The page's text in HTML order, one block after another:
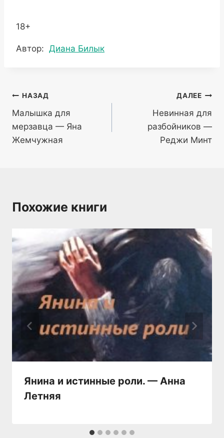
18+
Метки
Автор: Диана Билык
Навигация
по
записям
НАЗАД
Малышка для
мерзавца — Яна
Жемчужная
ДАЛЕЕ
Невинная для
разбойников —
Реджи Минт
Похожие книги
Янина и истинные роли. — Анна
Летняя